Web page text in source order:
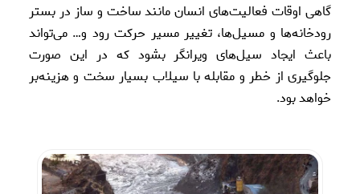
گاهی اوقات فعالیت‌های انسان مانند ساخت و ساز در بستر
رودخانه‌ها و مسیل‌ها،‌ تغییر مسیر حرکت رود و… می‌تواند
باعث ایجاد سیل‌های ویرانگر بشود که در این صورت
جلوگیری از خطر و مقابله با سیلاب بسیار سخت و هزینه‌بر
خواهد بود.